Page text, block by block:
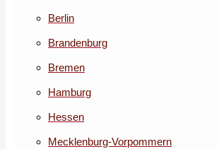
Berlin
Brandenburg
Bremen
Hamburg
Hessen
Mecklenburg-Vorpommern